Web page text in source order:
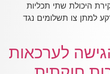
היכולת שתי תכליות
למתן צו תשלומים נגד
לערכאות